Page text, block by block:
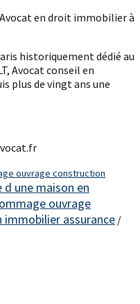
en droit immobilier à
historiquement dédié au
Avocat conseil en
plus de vingt ans une
ouvrage construction
d une maison en
ouvrage
immobilier assurance /